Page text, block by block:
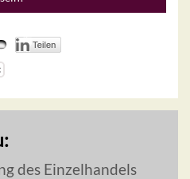
des Einzelhandels